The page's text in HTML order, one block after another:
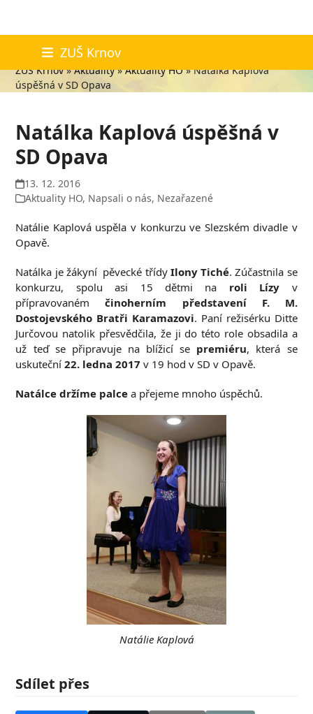
content
ZUŠ Krnov
Aktuality
ZUŠ Krnov»Aktuality»Aktuality HO»Natálka Kaplová
úspěšná v SD Opava
Natálka Kaplová úspěšná v
SD Opava
13. 12. 2016
Aktuality HO, Napsali o nás, Nezařazené
Natálie Kaplová uspěla v konkurzu ve Slezském divadle v
Opavě.
Natálka je žákyní pěvecké třídyIlony Tiché. Zúčastnila se
konkurzu, spolu asi 15 dětmi na roli Lízy v
přípravovanémčinoherním představení F. M.
Dostojevského Bratři Karamazovi. Paní režisérku Ditte
Jurčovou natolik přesvědčila, že ji do této role obsadila a
už teď se připravuje na blížicí se premiéru, která se
uskuteční22. ledna 2017 v 19 hod v SD v Opavě.
Natálce držíme palce a přejeme mnoho úspěchů.
Natálie Kaplová
Sdílet přes